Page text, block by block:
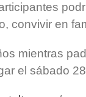
en
mientras
el sábado